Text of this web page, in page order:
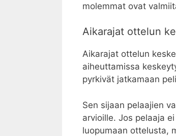
molemmat ovat
Aikarajat ottelun
Aikarajat ottelun
aiheuttamissa
pyrkivät jatkamaan
Sen sijaan pelaajien
arvioille. Jos pelaaja
luopumaan ottelusta,